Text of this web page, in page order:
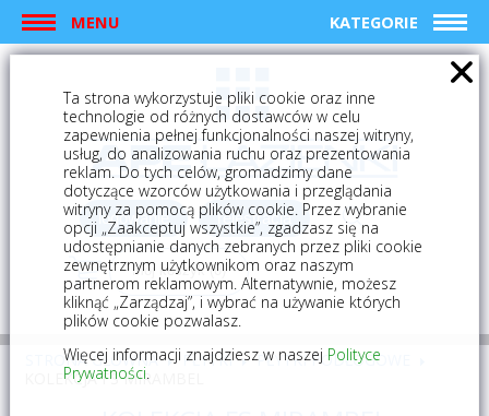
MENU KATEGORIE
logowanie rejestracja
Mój koszyk (0)
STRONA GŁÓWNA PŁYTKI
PŁYTKI PODŁOGOWE
KOLEKCJA FS MIRAMBEL
Ta strona wykorzystuje pliki cookie oraz inne
technologie od różnych dostawców w celu
zapewnienia pełnej funkcjonalności naszej witryny,
usług, do analizowania ruchu oraz prezentowania
reklam. Do tych celów, gromadzimy dane
dotyczące wzorców użytkowania i przeglądania
witryny za pomocą plików cookie. Przez wybranie
opcji „Zaakceptuj wszystkie”, zgadzasz się na
udostępnianie danych zebranych przez pliki cookie
zewnętrznym użytkownikom oraz naszym
partnerom reklamowym. Alternatywnie, możesz
kliknąć „Zarządzaj”, i wybrać na używanie których
plików cookie pozwalasz.
Więcej informacji znajdziesz w naszej Polityce
Prywatności.